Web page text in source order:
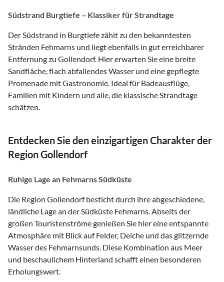
Südstrand Burgtiefe – Klassiker für Strandtage
Der Südstrand in Burgtiefe zählt zu den bekanntesten
Stränden Fehmarns und liegt ebenfalls in gut erreichbarer
Entfernung zu Gollendorf. Hier erwarten Sie eine breite
Sandfläche, flach abfallendes Wasser und eine gepflegte
Promenade mit Gastronomie. Ideal für Badeausflüge,
Familien mit Kindern und alle, die klassische Strandtage
schätzen.
Entdecken Sie den einzigartigen Charakter der
Region Gollendorf
Ruhige Lage an Fehmarns Südküste
Die Region Gollendorf besticht durch ihre abgeschiedene,
ländliche Lage an der Südküste Fehmarns. Abseits der
großen Touristenströme genießen Sie hier eine entspannte
Atmosphäre mit Blick auf Felder, Deiche und das glitzernde
Wasser des Fehmarnsunds. Diese Kombination aus Meer
und beschaulichem Hinterland schafft einen besonderen
Erholungswert.